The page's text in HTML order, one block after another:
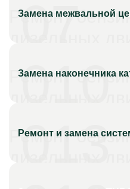
07
Ремонт
Замена межвальной
010
Ремонт
Замена наконечника
013
Ремонт
Ремонт и замена